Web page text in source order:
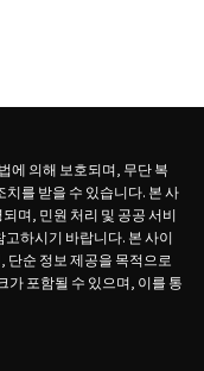
에 의해 보호되며, 무단 복
를 받을 수 있습니다. 본 사
며, 민원 처리 및 공공 서비
하시기 바랍니다. 본 사이
단순 정보 제공을 목적으로
가 포함될 수 있으며, 이를 통